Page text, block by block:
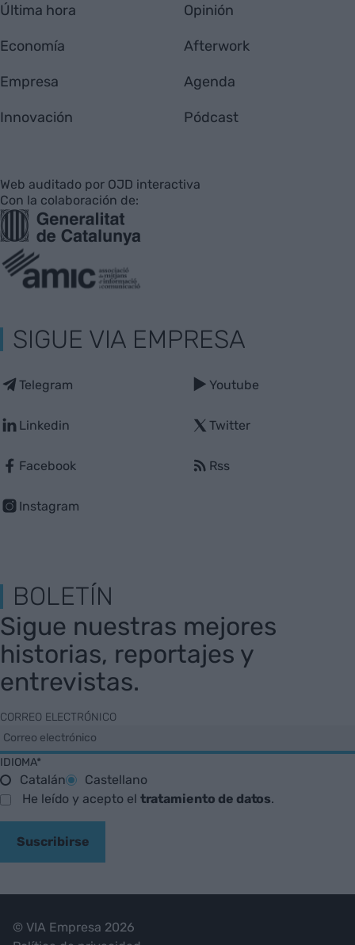
Última hora
Economía
Empresa
Innovación
Opinión
Afterwork
Agenda
Pódcast
Web auditado por OJD interactiva
Con la colaboración de:
SIGUE VIA EMPRESA
Telegram
Linkedin
Facebook
Instagram
Youtube
Twitter
Rss
BOLETÍN
Sigue nuestras mejores
historias, reportajes y
entrevistas.
CORREO ELECTRÓNICO
IDIOMA*
Catalán
Castellano
He leído y acepto el tratamiento de datos.
Suscribirse
© VIA Empresa 2026